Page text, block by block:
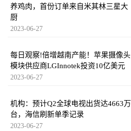
养鸡肉，首份订单来自米其林三星大
厨
2023-06-27
每日观察!倍增越南产能！苹果摄像头
模块供应商LGInnotek投资10亿美元
2023-06-27
机构：预计Q2全球电视出货达4663万
台，海信刷新单季记录
2023-06-27